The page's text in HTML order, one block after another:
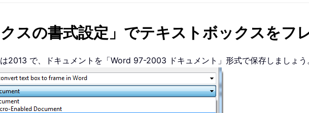
クスの書式設定」でテキストボックスをフ
2013 で、ドキュメントを「Word 97-2003 ドキュメント」形式で保存しましょう